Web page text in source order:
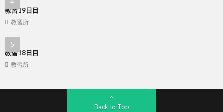
教習19日目
教習所
教習18日目
教習所
Back to Top